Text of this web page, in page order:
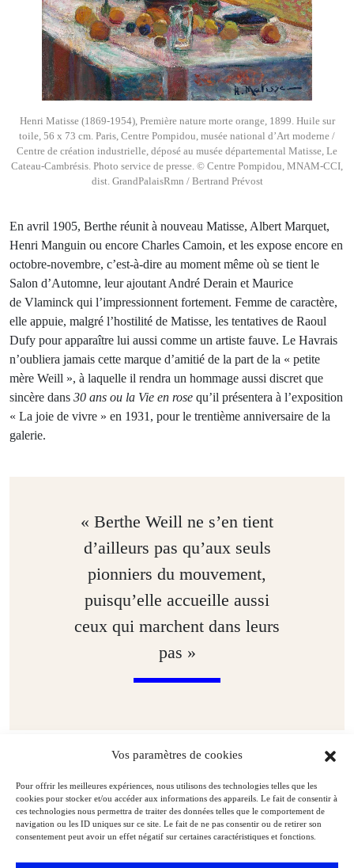
Vos paramètres de cookies
Pour offrir les meilleures expériences, nous utilisons des technologies telles que les
cookies pour stocker et/ou accéder aux informations des appareils. Le fait de consentir à
ces technologies nous permettra de traiter des données telles que le comportement de
navigation ou les ID uniques sur ce site. Le fait de ne pas consentir ou de retirer son
consentement peut avoir un effet négatif sur certaines caractéristiques et fonctions.
Henri Matisse (1869-1954), Première nature morte orange, 1899. Huile sur
toile, 56 x 73 cm. Paris, Centre Pompidou, musée national d’Art moderne /
Centre de création industrielle, déposé au musée départemental Matisse, Le
Cateau-Cambrésis. Photo service de presse. © Centre Pompidou, MNAM-CCI,
dist. GrandPalaisRmn / Bertrand Prévost
En avril 1905, Berthe réunit à nouveau Matisse, Albert Marquet,
Henri Manguin ou encore Charles Camoin, et les expose encore en
octobre-novembre, c’est-à-dire au moment même où se tient le
Salon d’Automne, leur ajoutant André Derain et Maurice
de Vlaminck qui l’impressionnent fortement. Femme de caractère,
elle appuie, malgré l’hostilité de Matisse, les tentatives de Raoul
Dufy pour apparaître lui aussi comme un artiste fauve. Le Havrais
n’oubliera jamais cette marque d’amitié de la part de la « petite
mère Weill », à laquelle il rendra un hommage aussi discret que
sincère dans 30 ans ou la Vie en rose qu’il présentera à l’exposition
« La joie de vivre » en 1931, pour le trentième anniversaire de la
galerie.
« Berthe Weill ne s’en tient
d’ailleurs pas qu’aux seuls
pionniers du mouvement,
puisqu’elle accueille aussi
ceux qui marchent dans leurs
pas »
Le premier soutien
Au rythme de deux expositions par an, de 1905 à 1908, la
marchande offre ainsi une vitrine aux Fauves, et même si Ambroise
Vollard et Eugène Druet ne tardent pas à lui emboîter le pas, elle